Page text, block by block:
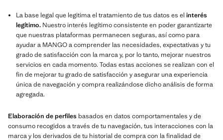
La base legal que legitima el tratamiento de tus datos es el interés
legítimo. Nuestro interés legítimo consistente en poder garantizarte
que nuestras plataformas permanecen seguras, así como para
ayudar a MANGO a comprender las necesidades, expectativas y tu
grado de satisfacción con la marca y, por lo tanto, mejorar nuestros
servicios en cada momento. Todas estas acciones se realizan con el
fin de mejorar tu grado de satisfacción y asegurar una experiencia
única de navegación y compra realizándose dicho análisis de forma
agregada.
Elaboración de perfiles basados en datos comportamentales y de
consumo recogidos a través de tu navegación, tus interacciones con la
marca y los derivados de tu historial de compra con la finalidad de